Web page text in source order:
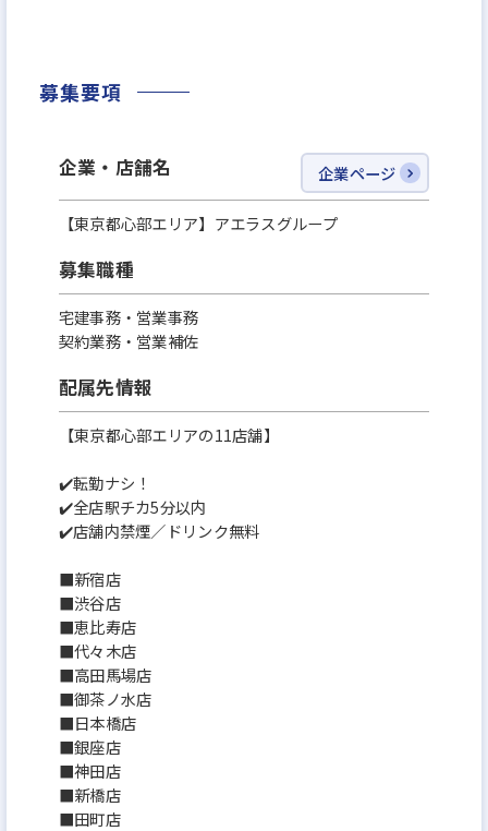
募集要項
企業・店舗名 企業ページ
【東京都心部エリア】アエラスグループ
募集職種
宅建事務・営業事務
契約業務・営業補佐
配属先情報
【東京都心部エリアの11店舗】
✔️転勤ナシ！
✔️全店駅チカ5分以内
✔️店舗内禁煙／ドリンク無料
■新宿店
■渋谷店
■恵比寿店
■代々木店
■高田馬場店
■御茶ノ水店
■日本橋店
■銀座店
■神田店
■新橋店
■田町店